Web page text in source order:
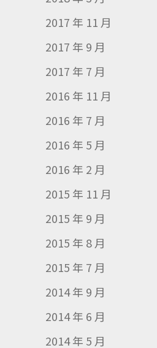
2017 年 11 月
2017 年 9 月
2017 年 7 月
2016 年 11 月
2016 年 7 月
2016 年 5 月
2016 年 2 月
2015 年 11 月
2015 年 9 月
2015 年 8 月
2015 年 7 月
2014 年 9 月
2014 年 6 月
2014 年 5 月